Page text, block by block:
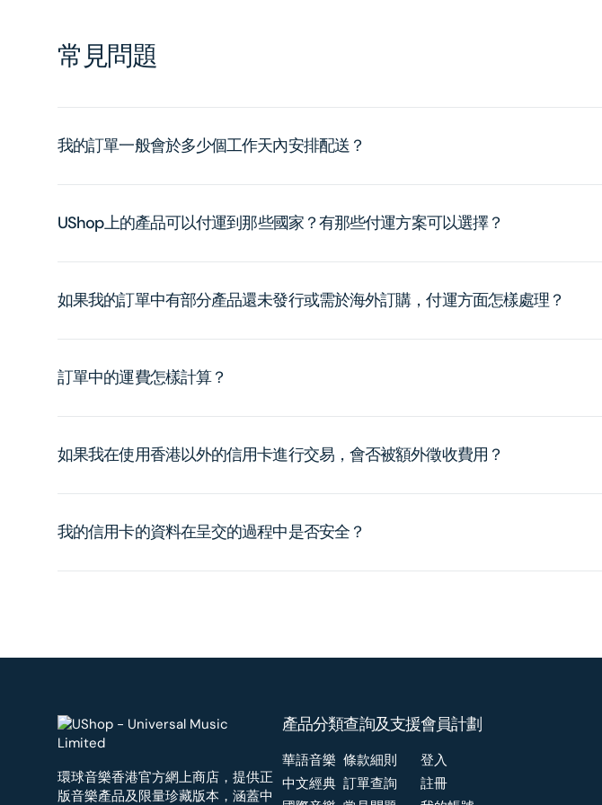
常見問題
我的訂單一般會於多少個工作天內安排配送？
UShop上的產品可以付運到那些國家？有那些付運方案可以選擇？
如果我的訂單中有部分產品還未發行或需於海外訂購，付運方面怎樣處理？
訂單中的運費怎樣計算？
如果我在使用香港以外的信用卡進行交易，會否被額外徵收費用？
我的信用卡的資料在呈交的過程中是否安全？
環球音樂香港官方網上商店，提供正
版音樂產品及限量珍藏版本，涵蓋中
產品分類
華語音樂
中文經典
查詢及支援
條款細則
訂單查詢
會員計劃
登入
註冊